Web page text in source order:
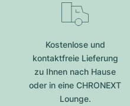
Kostenlose und
kontaktfreie Lieferung
zu Ihnen nach Hause
oder in eine CHRONEXT
Lounge.